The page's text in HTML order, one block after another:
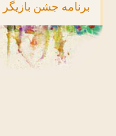
برنامه جشن بازیگر